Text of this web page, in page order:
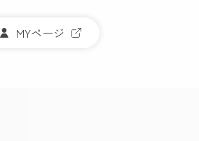
MYページ